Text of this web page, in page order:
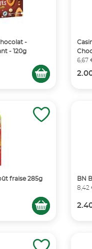
-
- 120g
6,67
fraise 285g
BN
8,42